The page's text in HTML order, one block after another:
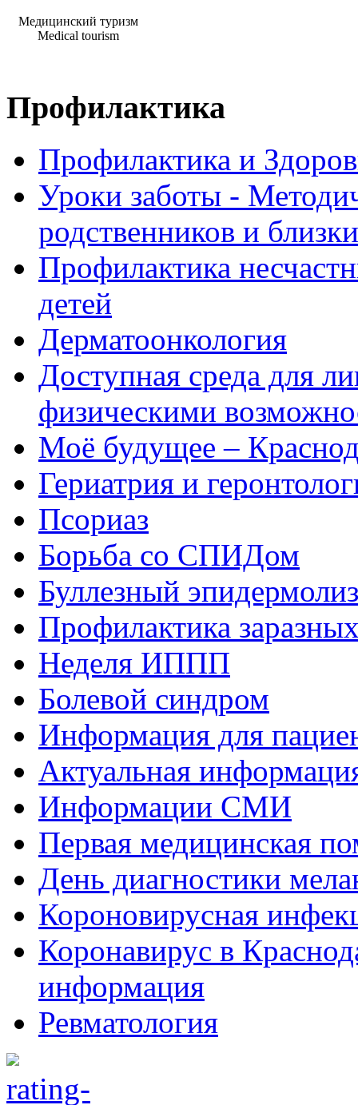
Медицинский туризм
Medical tourism
Профилактика
Профилактика и
Уроки заботы -
родственников и
Профилактика
детей
Дерматоонкология
Доступная среда для
физическими
Моё будущее –
Гериатрия и
Псориаз
Борьба со СПИДом
Буллезный эпидермолиз
Профилактика
Неделя ИППП
Болевой синдром
Информация для
Актуальная
Информации СМИ
Первая медицинская
День диагностики
Короновирусная
Коронавирус в
информация
Ревматология